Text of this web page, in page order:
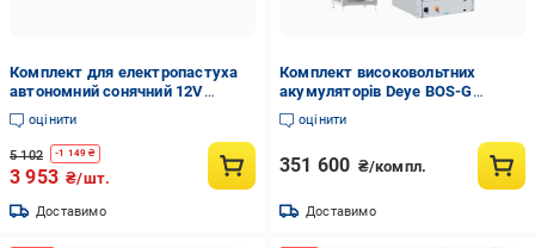
Комплект для електропастуха
автономний сонячний 12V
MF1420 панель 20W АКБ 12 Ah 3
LED лампи 3xUSB (36621725)
оцінити
5 102 -1 149 ₴
3 953 ₴/шт.
Доставимо
Комплект високовольтних
акумуляторів Deye BOS-G
6xBOS-GPack5.1 30,72 кВт/
год/BOS-G-PDU2/стійка 3U-
оцінити
351 600 ₴/компл.
Доставимо